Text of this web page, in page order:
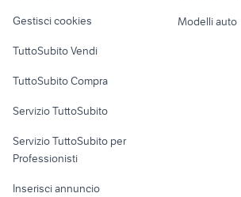
Informatica
Console e
Gestisci cookies
TuttoSubito Vendi
TuttoSubito Compra
Servizio TuttoSubito
Servizio TuttoSubito per
Professionisti
Inserisci annuncio
Modelli auto